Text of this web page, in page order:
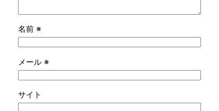
名前 ※
メール ※
サイト